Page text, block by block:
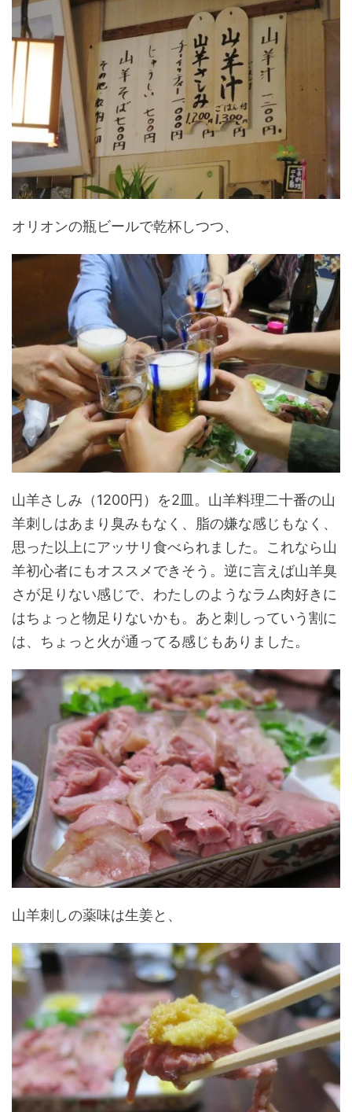
オリオンの瓶ビールで乾杯しつつ、
山羊さしみ（1200円）を2皿。山羊料理二十番の山
羊刺しはあまり臭みもなく、脂の嫌な感じもなく、
思った以上にアッサリ食べられました。これなら山
羊初心者にもオススメできそう。逆に言えば山羊臭
さが足りない感じで、わたしのようなラム肉好きに
はちょっと物足りないかも。あと刺しっていう割に
は、ちょっと火が通ってる感じもありました。
山羊刺しの薬味は生姜と、